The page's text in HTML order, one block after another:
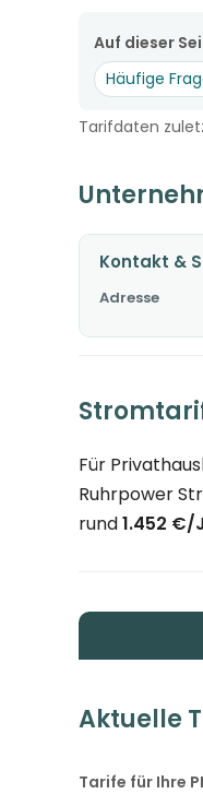
Auf dieser
Häufige
Tarifdaten
Kontakt &
Adresse
Für
Ruhrpower
rund1.452 €/
Aktuelle
Tarife für Ihre